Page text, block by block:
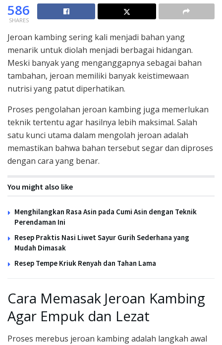
586
SHARES
Jeroan kambing sering kali menjadi bahan yang
menarik untuk diolah menjadi berbagai hidangan.
Meski banyak yang menganggapnya sebagai bahan
tambahan, jeroan memiliki banyak keistimewaan
nutrisi yang patut diperhatikan.
Proses pengolahan jeroan kambing juga memerlukan
teknik tertentu agar hasilnya lebih maksimal. Salah
satu kunci utama dalam mengolah jeroan adalah
memastikan bahwa bahan tersebut segar dan diproses
dengan cara yang benar.
You might also like
Menghilangkan Rasa Asin pada Cumi Asin dengan Teknik
Perendaman Ini
Resep Praktis Nasi Liwet Sayur Gurih Sederhana yang
Mudah Dimasak
Resep Tempe Kriuk Renyah dan Tahan Lama
Cara Memasak Jeroan Kambing
Agar Empuk dan Lezat
Proses merebus jeroan kambing adalah langkah awal